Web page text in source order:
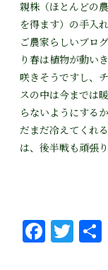
親株（ほとんどの
を得ます）の手入
ご農家らしいブロ
り春は植物が動い
咲きそうですし、
スの中は今までは
らないようにする
だまだ冷えてくれ
は、後半戦も頑張
Fa T